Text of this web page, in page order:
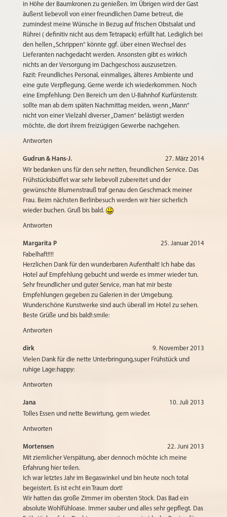
in Höhe der Baumkronen zu genießen. Im Übrigen wird der Gast
äußerst liebevoll von einer freundlichen Dame betreut, die
zumindest meine Wünsche in Bezug auf frischen Obstsalat und
Rührei ( definitiv nicht aus dem Tetrapack) erfüllt hat. Lediglich bei
den hellen „Schrippen“ könnte ggf. über einen Wechsel des
Lieferanten nachgedacht werden. Ansonsten gibt es wirkich
nichts an der Versorgung im Dachgeschoss auszusetzen.
Fazit: Freundliches Personal, einmaliges, älteres Ambiente und
eine gute Verpflegung. Gerne werde ich wiederkommen. Noch
eine Empfehlung: Den Bereich um den U-Bahnhof Kurfürstenstr.
sollte man ab dem späten Nachmittag meiden, wenn „Mann“
nicht von einer Vielzahl diverser „Damen“ belästigt werden
möchte, die dort ihrem freizügigen Gewerbe nachgehen.
Antworten
Gudrun & Hans-J.
27. März 2014
Wir bedanken uns für den sehr netten, freundlichen Service. Das
Frühstücksbüffet war sehr liebevoll zubereitet und der
gewünschte Blumenstrauß traf genau den Geschmack meiner
Frau. Beim nächsten Berlinbesuch werden wir hier sicherlich
wieder buchen. Gruß bis bald.
Antworten
Margarita P
25. Januar 2014
Fabelhaft!!!!
Herzlichen Dank für den wunderbaren Aufenthalt! Ich habe das
Hotel auf Empfehlung gebucht und werde es immer wieder tun.
Sehr freundlicher und guter Service, man hat mir beste
Empfehlungen gegeben zu Galerien in der Umgebung.
Wunderschöne Kunstwerke sind auch überall im Hotel zu sehen.
Beste Grüße und bis bald!:smile:
Antworten
dirk
9. November 2013
Vielen Dank für die nette Unterbringung,super Frühstück und
ruhige Lage:happy:
Antworten
Jana
10. Juli 2013
Tolles Essen und nette Bewirtung, gern wieder.
Antworten
Mortensen
22. Juni 2013
Mit ziemlicher Verspätung, aber dennoch möchte ich meine
Erfahrung hier teilen.
Ich war letztes Jahr im Begaswinkel und bin heute noch total
begeistert. Es ist echt ein Traum dort!
Wir hatten das große Zimmer im obersten Stock. Das Bad ein
absolute Wohlfühloase. Immer sauber und alles sehr gepflegt. Das